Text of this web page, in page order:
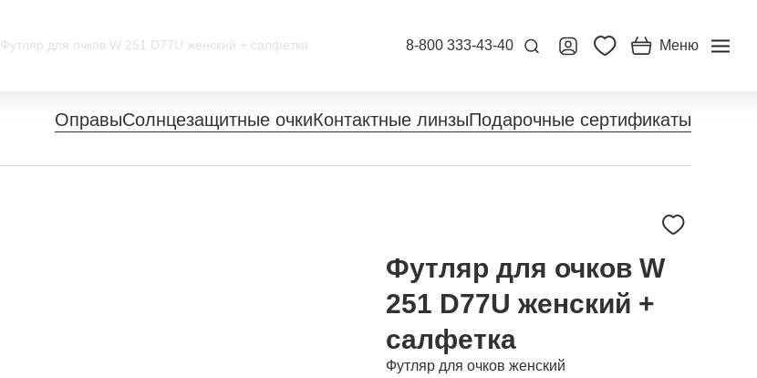
8-800 333-43-40 Меню
Футляр для очков W 251 D77U женский + салфетка
ОправыСолнцезащитные очкиКонтактные линзыПодарочные сертификаты
Футляр для очков W
251 D77U женский +
салфетка
Футляр для очков женский